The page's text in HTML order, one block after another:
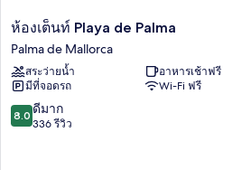
ห้อง
เต็นท์
Playa
de
Palma
Palma
de
ห้องเต็นท์ Playa de Palma
Palma de Mallorca
สระว่ายน้ำ
อาหารเช้าฟรี
มีที่จอดรถ
Wi-Fi ฟรี
8.0
จาก
8.0 ดีมาก
336 รีวิว